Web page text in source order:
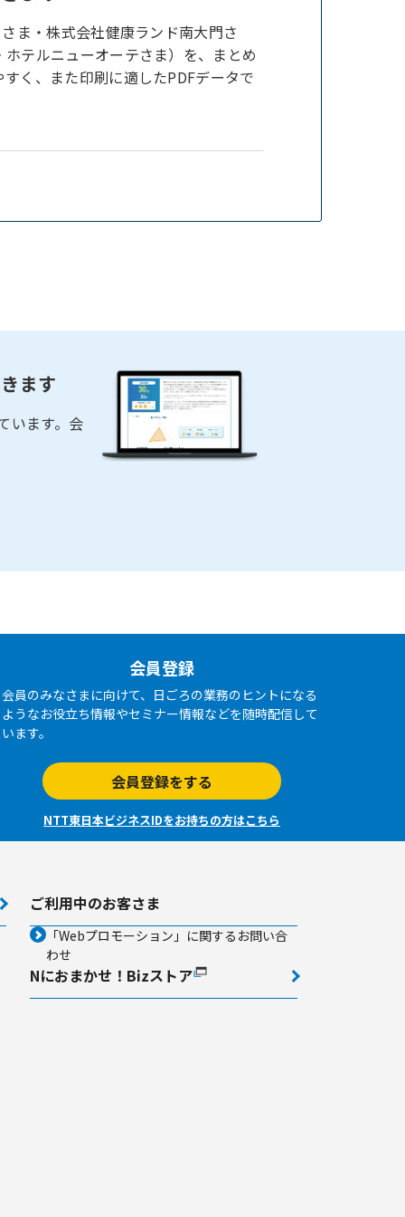
ま・株式会社健康ランド南大門さ
テルニューオーテさま）を、まとめ
く、また印刷に適したPDFデータで
ます
います。会
会員登録
会員のみなさまに向けて、日ごろの業務のヒントになる
ようなお役立ち情報やセミナー情報などを随時配信して
います。
会員登録をする
NTT東日本ビジネスIDをお持ちの方はこちら
ご利用中のお客さま
「Webプロモーション」に関するお問い合
わせ
Nにおまかせ！Bizストア